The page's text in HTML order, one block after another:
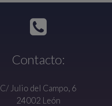
Contacto:
C/ Julio del Campo, 6
24002 León